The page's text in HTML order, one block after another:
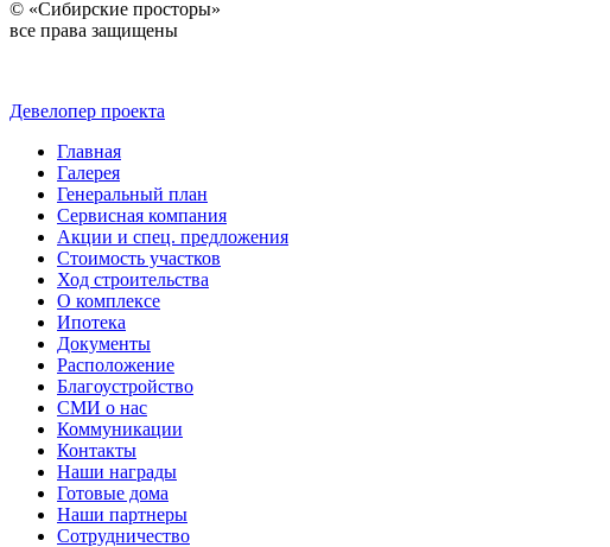
© «Сибирские просторы»
все права защищены
Девелопер проекта
Главная
Галерея
Генеральный план
Сервисная компания
Акции и спец. предложения
Стоимость участков
Ход строительства
О комплексе
Ипотека
Документы
Расположение
Благоустройство
СМИ о нас
Коммуникации
Контакты
Наши награды
Готовые дома
Наши партнеры
Сотрудничество